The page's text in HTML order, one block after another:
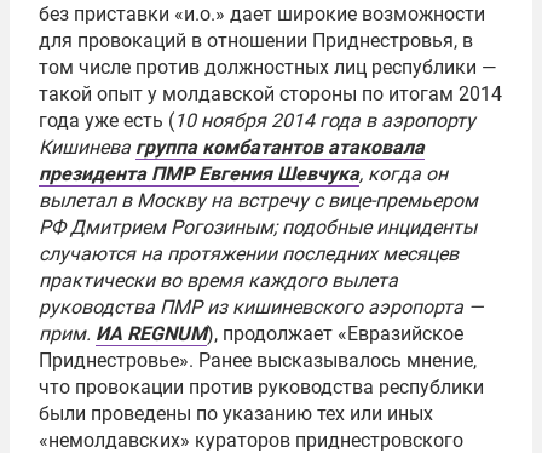
без приставки «и.о.» дает широкие возможности
для провокаций в отношении Приднестровья, в
том числе против должностных лиц республики —
такой опыт у молдавской стороны по итогам 2014
года уже есть (10 ноября 2014 года в аэропорту
Кишинева группа комбатантов атаковала
президента ПМР Евгения Шевчука, когда он
вылетал в Москву на встречу с вице-премьером
РФ Дмитрием Рогозиным; подобные инциденты
случаются на протяжении последних месяцев
практически во время каждого вылета
руководства ПМР из кишиневского аэропорта —
прим. ИА REGNUM), продолжает «Евразийское
Приднестровье». Ранее высказывалось мнение,
что провокации против руководства республики
были проведены по указанию тех или иных
«немолдавских» кураторов приднестровского